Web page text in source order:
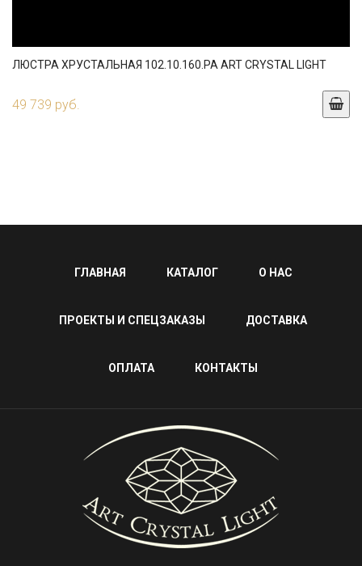
ЛЮСТРА ХРУСТАЛЬНАЯ 102.10.160.PA ART CRYSTAL LIGHT
49 739 руб.
ГЛАВНАЯ КАТАЛОГ О НАС
ПРОЕКТЫ И СПЕЦЗАКАЗЫ ДОСТАВКА
ОПЛАТА КОНТАКТЫ